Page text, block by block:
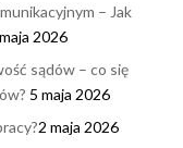
– Jak
2026
sądów – co się
5 maja 2026
2 maja 2026